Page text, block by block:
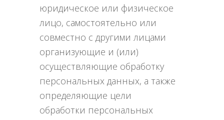
юридическое или физическое
лицо, самостоятельно или
совместно с другими лицами
организующие и (или)
осуществляющие обработку
персональных данных, а также
определяющие цели
обработки персональных